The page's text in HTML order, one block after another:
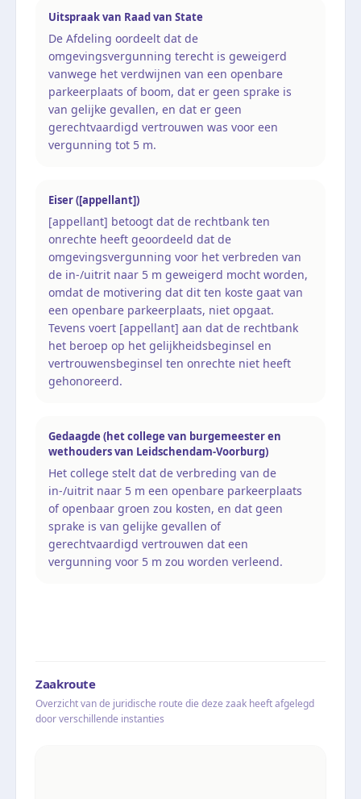
Uitspraak van Raad van State
De Afdeling oordeelt dat de
omgevingsvergunning terecht is geweigerd
vanwege het verdwijnen van een openbare
parkeerplaats of boom, dat er geen sprake is
van gelijke gevallen, en dat er geen
gerechtvaardigd vertrouwen was voor een
vergunning tot 5 m.
Eiser ([appellant])
[appellant] betoogt dat de rechtbank ten
onrechte heeft geoordeeld dat de
omgevingsvergunning voor het verbreden van
de in-/uitrit naar 5 m geweigerd mocht worden,
omdat de motivering dat dit ten koste gaat van
een openbare parkeerplaats, niet opgaat.
Tevens voert [appellant] aan dat de rechtbank
het beroep op het gelijkheidsbeginsel en
vertrouwensbeginsel ten onrechte niet heeft
gehonoreerd.
Gedaagde (het college van burgemeester en
wethouders van Leidschendam-Voorburg)
Het college stelt dat de verbreding van de
in-/uitrit naar 5 m een openbare parkeerplaats
of openbaar groen zou kosten, en dat geen
sprake is van gelijke gevallen of
gerechtvaardigd vertrouwen dat een
vergunning voor 5 m zou worden verleend.
Zaakroute
Overzicht van de juridische route die deze zaak heeft afgelegd
door verschillende instanties